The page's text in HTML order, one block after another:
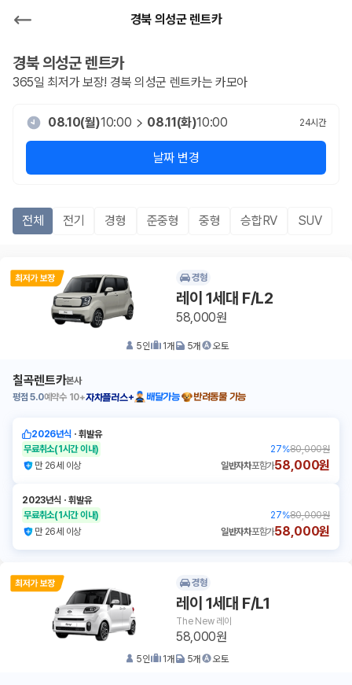
경북 의성군 렌트카
경북 의성군렌트카
365일 최저가 보장! 경북 의성군 렌트카는 카모아
08.10(월)10:00 08.11(화)10:00 24시간
날짜 변경
전체 전기 경형 준중형 중형 승합RV SUV
경형
레이 1세대 F/L2
58,000원
5인 1개 5개 오토
칠곡렌트카본사
평점 5.0예약수 10+자차플러스+ 배달가능 반려동물 가능
2026년식 ㆍ휘발유
무료취소(1시간 이내) 27%80,000원
만 26세 이상
일반자차포함가58,000원
2023년식 ㆍ휘발유
무료취소(1시간 이내) 27%80,000원
만 26세 이상
일반자차포함가58,000원
경형
레이 1세대 F/L1
The New 레이
58,000원
5인 1개 5개 오토